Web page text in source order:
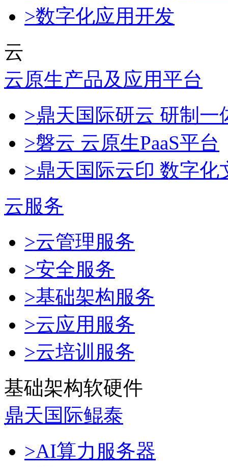
>数字化应用开发
云
云原生产品及应用平台
>鼎天国际研云 研制
>磐云 云原生PaaS平台
>鼎天国际云印 数字化
云服务
>云管理服务
>安全服务
>基础架构服务
>云应用服务
>云培训服务
基础架构软硬件
鼎天国际鲲泰
>AI算力服务器